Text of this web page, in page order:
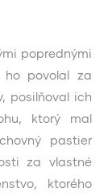
poprednými
ho povolal za
posilňoval ich
ktorý mal
pastier
za vlastné
ktorého